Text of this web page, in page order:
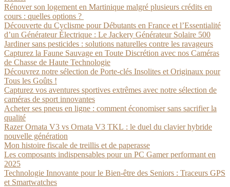
Rénover son logement en Martinique malgré plusieurs crédits en
cours : quelles options ?
Découverte du Cyclisme pour Débutants en France et l’Essentialité
d’un Générateur Électrique : Le Jackery Générateur Solaire 500
Jardiner sans pesticides : solutions naturelles contre les ravageurs
Capturez la Faune Sauvage en Toute Discrétion avec nos Caméras
de Chasse de Haute Technologie
Découvrez notre sélection de Porte-clés Insolites et Originaux pour
Tous les Goûts !
Capturez vos aventures sportives extrêmes avec notre sélection de
caméras de sport innovantes
Acheter ses pneus en ligne : comment économiser sans sacrifier la
qualité
Razer Ornata V3 vs Ornata V3 TKL : le duel du clavier hybride
nouvelle génération
Mon histoire fiscale de treillis et de paperasse
Les composants indispensables pour un PC Gamer performant en
2025
Technologie Innovante pour le Bien-être des Seniors : Traceurs GPS
et Smartwatches